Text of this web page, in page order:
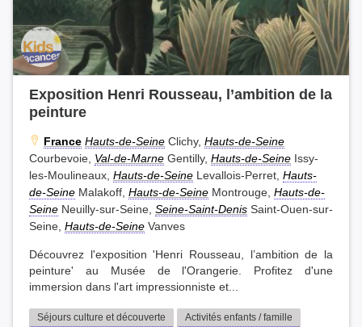
Exposition Henri Rousseau, l’ambition de la
peinture
France Hauts-de-Seine Clichy, Hauts-de-Seine
Courbevoie, Val-de-Marne Gentilly, Hauts-de-Seine Issy-
les-Moulineaux, Hauts-de-Seine Levallois-Perret, Hauts-
de-Seine Malakoff, Hauts-de-Seine Montrouge, Hauts-de-
Seine Neuilly-sur-Seine, Seine-Saint-Denis Saint-Ouen-sur-
Seine, Hauts-de-Seine Vanves
Découvrez l'exposition 'Henri Rousseau, l’ambition de la
peinture' au Musée de l'Orangerie. Profitez d'une
immersion dans l'art impressionniste et...
Séjours culture et découverte
Activités enfants / famille